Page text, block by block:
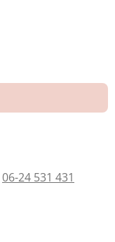
06-24 531 431